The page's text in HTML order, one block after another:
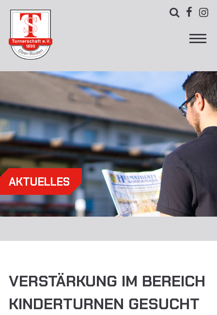
  
AKTUELLES
VERSTÄRKUNG IM BEREICH
KINDERTURNEN GESUCHT